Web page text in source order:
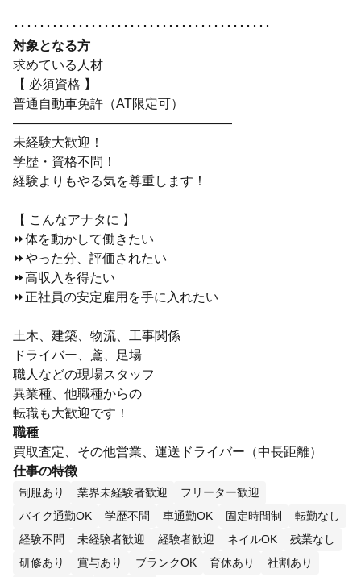
････････････････････････････････････････
対象となる方
求めている人材
【 必須資格 】
普通自動車免許（AT限定可）
―――――――――――――――――
未経験大歓迎！
学歴・資格不問！
経験よりもやる気を尊重します！
【 こんなアナタに 】
⏩体を動かして働きたい
⏩やった分、評価されたい
⏩高収入を得たい
⏩正社員の安定雇用を手に入れたい
土木、建築、物流、工事関係
ドライバー、鳶、足場
職人などの現場スタッフ
異業種、他職種からの
転職も大歓迎です！
職種
買取査定、その他営業、運送ドライバー（中長距離）
仕事の特徴
制服あり 業界未経験者歓迎
フリーター歓迎
バイク通勤OK
学歴不問 車通勤OK 固定時間制
転勤なし
経験不問
未経験者歓迎 経験者歓迎 ネイルOK
残業なし
研修あり
賞与あり ブランクOK 育休あり
社割あり